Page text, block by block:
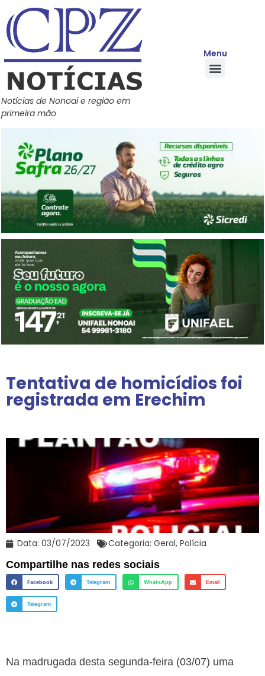
Notícias de Nonoai e região em
primeira mão
Menu
Tentativa de homicídios foi
registrada em Erechim
Data: 03/07/2023 Categoria: Geral, Polícia
Compartilhe nas redes sociais
Facebook Telegram WhatsApp Email
Telegram
Na madrugada desta segunda-feira (03/07) uma